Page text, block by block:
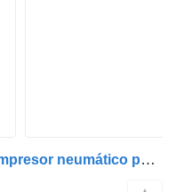
Knorr-Bremse K088948N00 compresor neumático para MAN TGA TGS TGX cabeza tractora